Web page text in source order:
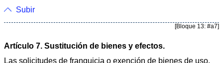
Subir
[Bloque 13: #a7]
Artículo 7. Sustitución de bienes y efectos.
Las solicitudes de franquicia o exención de bienes de uso,